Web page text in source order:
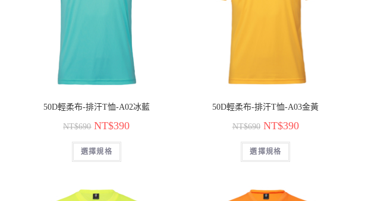
50D輕柔布-排汗T恤-A02冰藍
NT$690 NT$390
選擇規格
50D輕柔布-排汗T恤-A03金黃
NT$690 NT$390
選擇規格